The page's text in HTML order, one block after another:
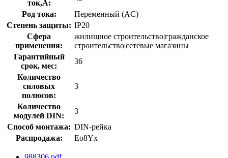
ток,А:
Род тока:
Переменный (AC)
Степень защиты: IP20
Сфера
применения:
жилищное строительство|гражданское
строительство|сетевые магазины
Гарантийный
срок, мес:
36
Количество
силовых
полюсов:
3
Количество
модулей DIN:
3
Способ монтажа: DIN-рейка
Распродажа:
Eo8Yx